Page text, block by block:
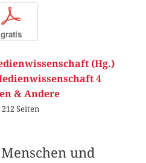
p
gratis
(Hg.)
4
& Andere
212 Seiten
und